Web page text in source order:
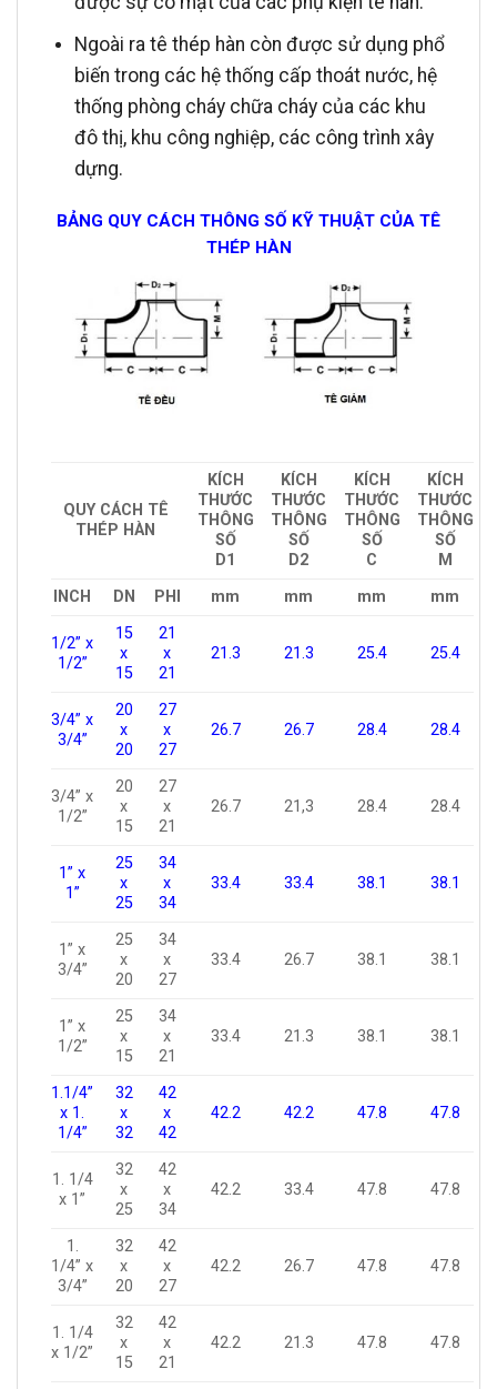
Ngoài ra tê thép hàn còn được sử dụng phổ
biến trong các hệ thống cấp thoát nước, hệ
thống phòng cháy chữa cháy của các khu
đô thị, khu công nghiệp, các công trình xây
dựng.
BẢNG QUY CÁCH THÔNG SỐ KỸ THUẬT CỦA TÊ
THÉP HÀN
QUY CÁCH TÊ
THÉP HÀN
KÍCH
THƯỚC
THÔNG
SỐ
D1
KÍCH
THƯỚC
THÔNG
SỐ
D2
KÍCH
THƯỚC
THÔNG
SỐ
C
KÍCH
THƯỚC
THÔNG
SỐ
M
INCH
DN PHI mm mm mm mm
1/2” x
1/2”
15
x
15
21
x
21
21.3 21.3 25.4 25.4
3/4” x
3/4”
20
x
20
27
x
27
26.7 26.7 28.4 28.4
3/4” x
1/2”
20
x
15
27
x
21
26.7 21,3 28.4 28.4
1” x
1”
25
x
25
34
x
34
33.4 33.4 38.1 38.1
1” x
3/4”
25
x
20
34
x
27
33.4 26.7 38.1 38.1
1” x
1/2”
25
x
15
34
x
21
33.4 21.3 38.1 38.1
1.1/4”
x 1.
1/4”
32
x
32
42
x
42
42.2 42.2 47.8 47.8
1. 1/4
x 1”
32
x
25
42
x
34
42.2 33.4 47.8 47.8
1.
1/4” x
3/4”
32
x
20
42
x
27
42.2 26.7 47.8 47.8
1. 1/4
x 1/2”
32
x
15
42
x
21
42.2 21.3 47.8 47.8